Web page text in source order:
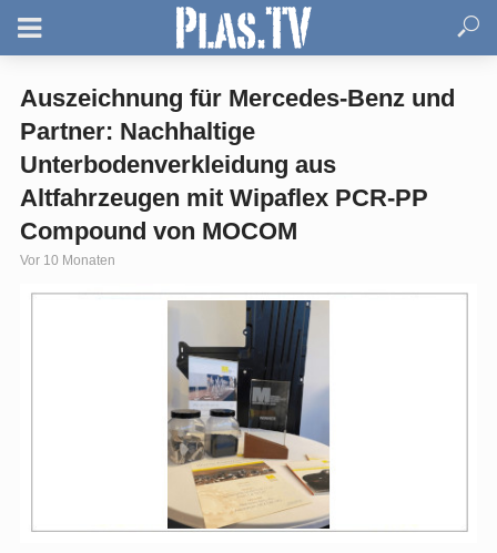
Auszeichnung für Mercedes-Benz und
Partner: Nachhaltige
Unterbodenverkleidung aus
Altfahrzeugen mit Wipaflex PCR-PP
Compound von MOCOM
Vor 10 Monaten